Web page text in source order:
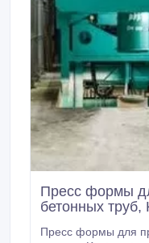
Пресс формы
бетонных труб,
Пресс формы для